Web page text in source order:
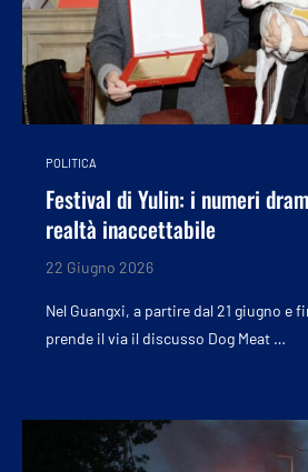
POLITICA
Festival di Yulin: i numeri
realtà inaccettabile
22 Giugno 2026
Nel Guangxi, a partire dal 21 giugno e
prende il via il discusso Dog Meat …